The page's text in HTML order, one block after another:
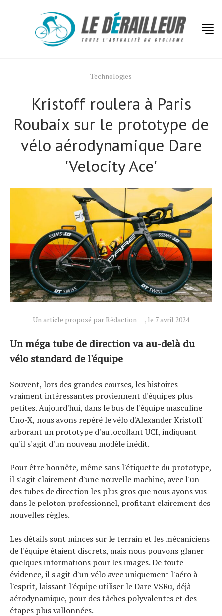
Technologies
Kristoff roulera à Paris
Roubaix sur le prototype de
vélo aérodynamique Dare
'Velocity Ace'
Un article proposé par Rédaction , le 7 avril 2024
Un méga tube de direction va au-delà du
vélo standard de l'équipe
Souvent, lors des grandes courses, les histoires
vraiment intéressantes proviennent d'équipes plus
petites. Aujourd'hui, dans le bus de l'équipe masculine
Uno-X, nous avons repéré le vélo d'Alexander Kristoff
arborant un prototype d'autocollant UCI, indiquant
qu'il s'agit d'un nouveau modèle inédit.
Pour être honnête, même sans l'étiquette du prototype,
il s'agit clairement d'une nouvelle machine, avec l'un
des tubes de direction les plus gros que nous ayons vus
dans le peloton professionnel, profitant clairement des
nouvelles règles.
Les détails sont minces sur le terrain et les mécaniciens
de l'équipe étaient discrets, mais nous pouvons glaner
quelques informations pour les images. De toute
évidence, il s'agit d'un vélo avec uniquement l'aéro à
l'esprit, laissant l'équipe utiliser le Dare VSRu, déjà
aérodynamique, pour des tâches polyvalentes et des
étapes plus vallonnées.